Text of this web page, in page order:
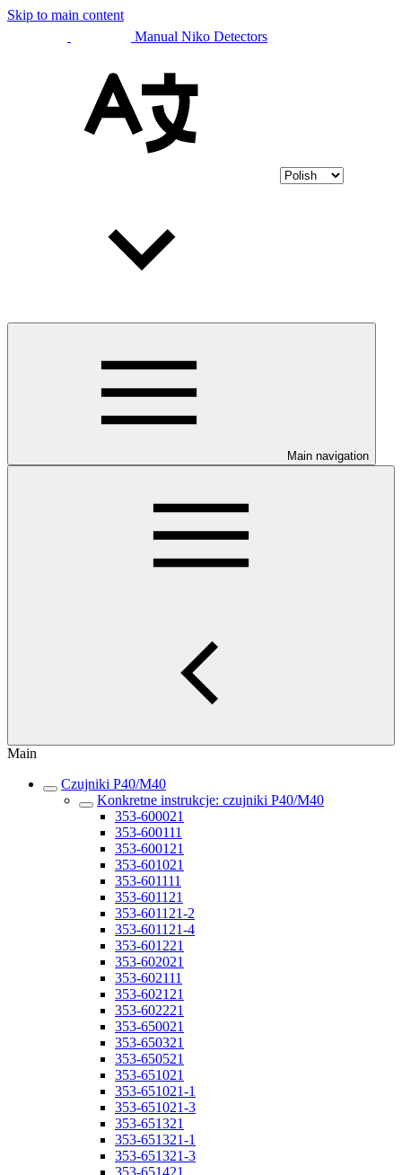
Skip to main content
Manual Niko Detectors
Main navigation
Main
Czujniki P40/M40
Konkretne instrukcje: czujniki P40/M40
353-600021
353-600111
353-600121
353-601021
353-601111
353-601121
353-601121-2
353-601121-4
353-601221
353-602021
353-602111
353-602121
353-602221
353-650021
353-650321
353-650521
353-651021
353-651021-1
353-651021-3
353-651321
353-651321-1
353-651321-3
353-651421